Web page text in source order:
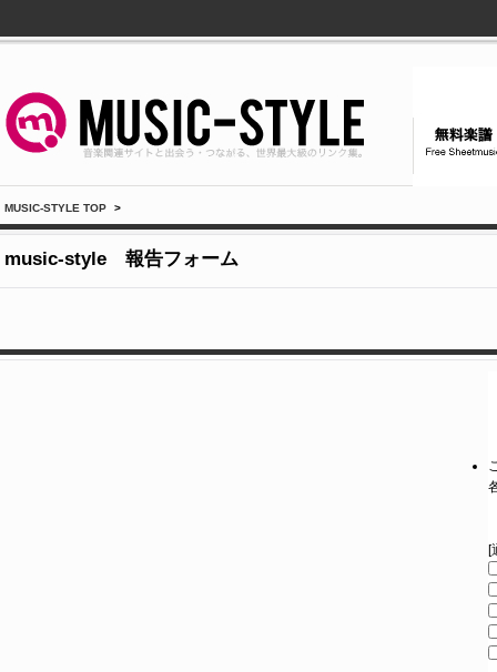
MUSIC-STYLE TOP >
music-style 報告フォーム
[